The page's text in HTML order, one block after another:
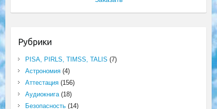
Рубрики
PISA, PIRLS, TIMSS, TALIS (7)
Астрономия(4)
Аттестация(156)
Аудиокнига(18)
Безопасность(14)